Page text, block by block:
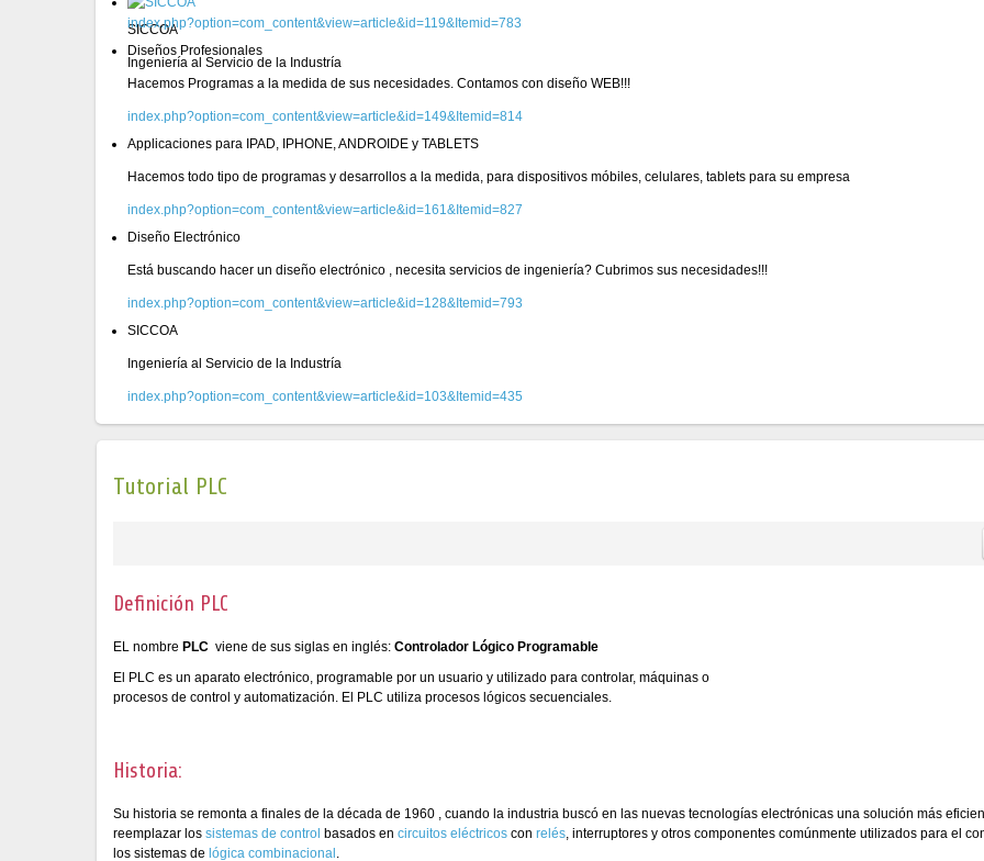
SICCOA
Ingeniería al Servicio de la Industría
index.php?option=com_content&view=article&id=119&Itemid=783
Diseños Profesionales
Hacemos Programas a la medida de sus necesidades. Contamos con diseño WEB!!!
index.php?option=com_content&view=article&id=149&Itemid=814
Applicaciones para IPAD, IPHONE, ANDROIDE y TABLETS
Hacemos todo tipo de programas y desarrollos a la medida, para dispositivos móbiles, celulares, tablets para su empresa
index.php?option=com_content&view=article&id=161&Itemid=827
Diseño Electrónico
Está buscando hacer un diseño electrónico , necesita servicios de ingeniería? Cubrimos sus necesidades!!!
index.php?option=com_content&view=article&id=128&Itemid=793
SICCOA
Ingeniería al Servicio de la Industría
index.php?option=com_content&view=article&id=103&Itemid=435
Tutorial PLC
Definición PLC
EL nombre PLC viene de sus siglas en inglés: Controlador Lógico Programable
El PLC es un aparato electrónico, programable por un usuario y utilizado para controlar, máquinas o
procesos de control y automatización. El PLC utiliza procesos lógicos secuenciales.
Historia:
Su historia se remonta a finales de la década de 1960 , cuando la industria buscó en las nuevas tecnologías electrónicas una solución más
reemplazar los sistemas de control basados en circuitos eléctricos con relés , interruptores y otros componentes comúnmente utilizados para el
los sistemas de lógica combinacional